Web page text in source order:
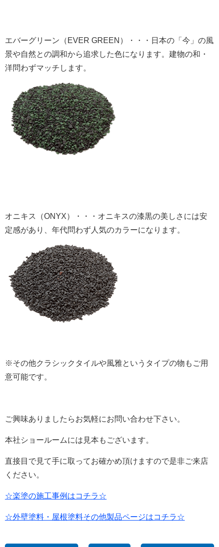
エバーグリーン（EVER GREEN）・・・日本の「今」の風
景や自然との調和から追求した色になります。建物の和・
洋問わずマッチします。
オニキス（ONYX）・・・オニキスの漆黒の美しさには安
定感があり、年代問わず人気のカラーになります。
※その他クラシックタイルや風雅というタイプの物もご用
意可能です。
ご興味ありましたらお気軽にお問い合わせ下さい。
本社ショールームには見本もございます。
直接目で見て手に取ってお確かめ頂けますので是非ご来店
ください。
☆楽塗の施工事例はコチラ☆
☆外壁塗料・屋根塗料その他製品ページはコチラ☆